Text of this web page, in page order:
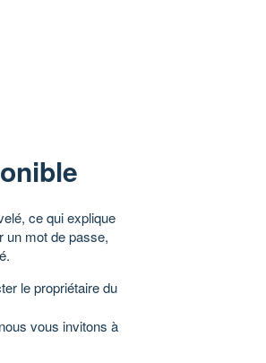
ce qui explique
un mot de passe,
le propriétaire du
vous invitons à